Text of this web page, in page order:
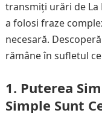
transmiți urări de La
a folosi fraze
necesară.
rămâne în sufletul
1. Puterea
Simple Sunt